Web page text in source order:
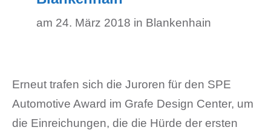
am 24. März 2018 in Blankenhain
Erneut trafen sich die Juroren für den SPE
Automotive Award im Grafe Design Center, um
die Einreichungen, die die Hürde der ersten